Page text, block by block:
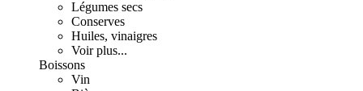
Légumes secs
Conserves
Huiles, vinaigres
Voir plus...
Boissons
Vin